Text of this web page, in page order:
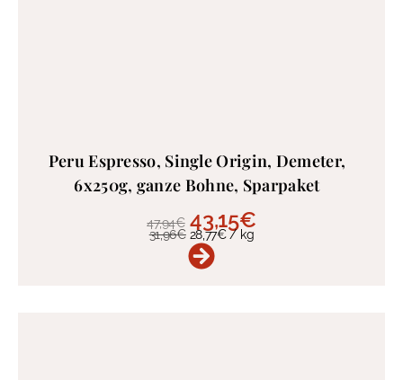
Peru Espresso, Single Origin, Demeter,
6x250g, ganze Bohne, Sparpaket
47,94€ 43,15€
31,96€ 28,77€/kg